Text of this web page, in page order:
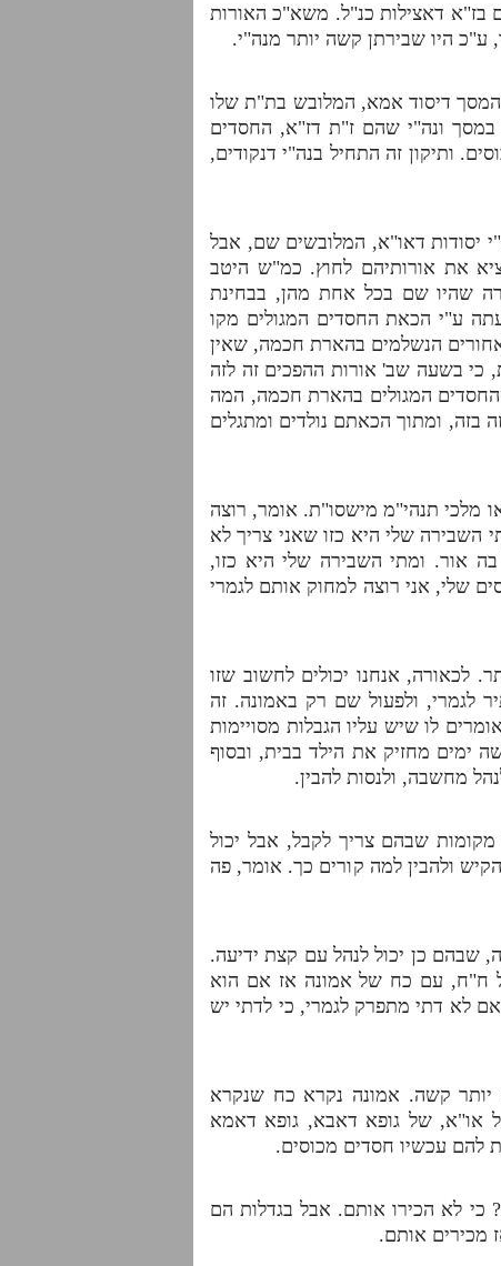
בז"א דאצילות כנ"ל. משא"כ האורות
היו שבירתן קשה יותר מנה"י.
דיסוד אמא, המלובש בת"ת שלו
ונה"י שהם ז"ת דז"א, החסדים
ותיקון זה התחיל בנה"י דנקודים,
יסודות דאו"א, המלובשים שם, אבל
את אורותיהם לחוץ. כמ"ש היטב
שהיו שם בכל אחת מהן, בבחינת
ע"י הכאת החסדים המגולים מקו
הנשלמים בהארת חכמה, שאין
כי בשעה שב' אורות ההפכים זה לזה
המגולים בהארת חכמה, המה
ומתוך הכאתם נולדים ומתגלים
מלכי תנהי"מ מישסו"ת. אומר, רוצה
השבירה שלי היא כזו שאני צריך לא
אור. ומתי השבירה שלי היא כזו,
שלי, אני רוצה למחוק אותם לגמרי
לכאורה, אנחנו יכולים לחשוב שזו
לגמרי, ולפעול שם רק באמונה. זה
לו שיש עליו הגבלות מסויימות
ימים מחזיק את הילד בבית, ובסוף
מחשבה, ולנסות להבין.
שבהם צריך לקבל, אבל יכול
ולהבין למה קורים כך. אומר, פה
שבהם כן יכול לנהל עם קצת ידיעה.
ח"ח, עם כח של אמונה אז אם הוא
לא דתי מתפרק לגמרי, כי לדתי יש
יותר קשה. אמונה נקרא כח שנקרא
של גופא דאבא, גופא דאמא
להם עכשיו חסדים מכוסים.
כי לא הכירו אותם. אבל בגדלות הם
מכירים אותם.